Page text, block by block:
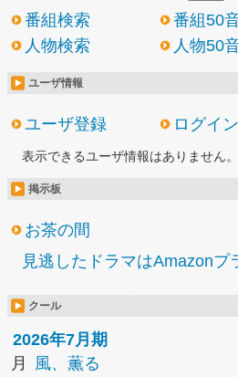
番組検索
番組50
人物検索
人物50
ユーザ情報
ユーザ登録 ログイン
表示できるユーザ情報はありません。
掲示板
お茶の間
見逃したドラマはAmazonプ
クール
2026年7月期
月
風、薫る